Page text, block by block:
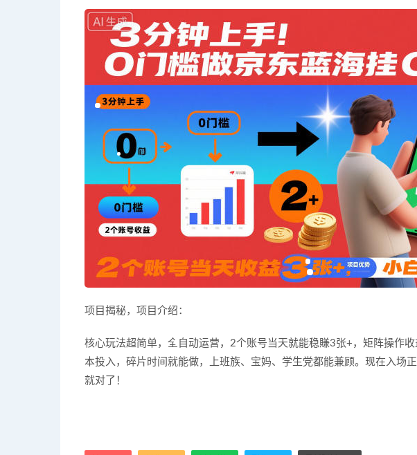
项目揭秘，项目介绍：
核心玩法超简单，全自动运营，2个账号当天就能稳賺3张+，矩阵操作
本投入，碎片时间就能做，上班族、宝妈、学生党都能兼顾。现在入场
就对了！